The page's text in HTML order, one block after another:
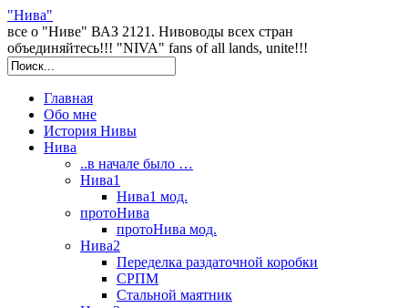
"Нива"
все о "Ниве" ВАЗ 2121. Нивоводы всех стран
объединяйтесь!!! "NIVA" fans of all lands, unite!!!
Главная
Обо мне
История Нивы
Нива
..в начале было …
Нива1
Нива1 мод.
протоНива
протоНива мод.
Нива2
Переделка раздаточной коробки
СРПМ
Стальной маятник